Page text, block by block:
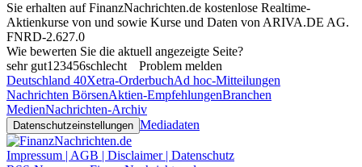
Sie erhalten auf FinanzNachrichten.de kostenlose Realtime-
Aktienkurse von und sowie Kurse und Daten von ARIVA.DE AG.
FNRD-2.627.0
Wie bewerten Sie die aktuell angezeigte Seite?
sehr gut1 23456schlecht
Problem melden
Deutschland 40Xetra-OrderbuchAd hoc-Mitteilungen
Nachrichten BörsenAktien-EmpfehlungenBranchen
MedienNachrichten-Archiv
Datenschutzeinstellungen Mediadaten
Impressum | AGB | Disclaimer | Datenschutz